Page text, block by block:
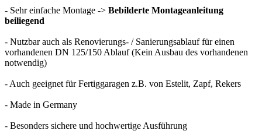
- Sehr einfache Montage -> Bebilderte Montageanleitung
beiliegend
- Nutzbar auch als Renovierungs- / Sanierungsablauf für einen
vorhandenen DN 125/150 Ablauf (Kein Ausbau des vorhandenen
notwendig)
- Auch geeignet für Fertiggaragen z.B. von Estelit, Zapf, Rekers
- Made in Germany
- Besonders sichere und hochwertige Ausführung